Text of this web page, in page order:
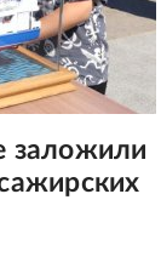
заложили